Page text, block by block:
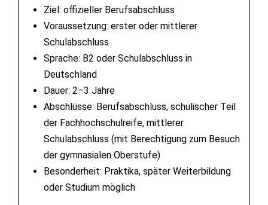
Ziel: offizieller Berufsabschluss
Voraussetzung: erster oder mittlerer
Schulabschluss
Sprache: B2 oder Schulabschluss in
Deutschland
Dauer: 2–3 Jahre
Abschlüsse: Berufsabschluss, schulischer Teil
der Fachhochschulreife, mittlerer
Schulabschluss (mit Berechtigung zum Besuch
der gymnasialen Oberstufe)
Besonderheit: Praktika, später Weiterbildung
oder Studium möglich